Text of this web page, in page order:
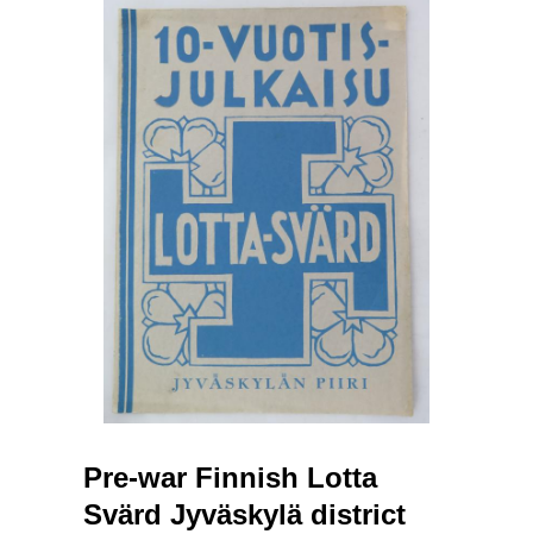
Pre-war Finnish Lotta
Svärd Jyväskylä district